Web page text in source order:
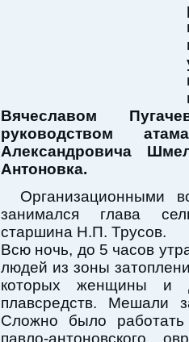
Вячеславом
руководством
Александровича
Антоновка.
Организационными
занимался глава
старшина Н.П. Трусов.
Всю ночь, до 5 часов
людей из зоны
которых женщины и
плавсредств. Мешали
Сложно было работать
павло-антоновского